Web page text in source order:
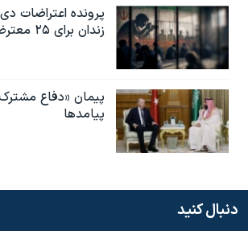
زندان برای ۲۵ معترض در اردبیل
پیمان «دفاع
پیامدها
دنبال کنید